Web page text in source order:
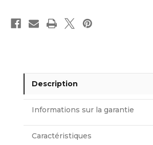
Description
Informations sur la garantie
Caractéristiques